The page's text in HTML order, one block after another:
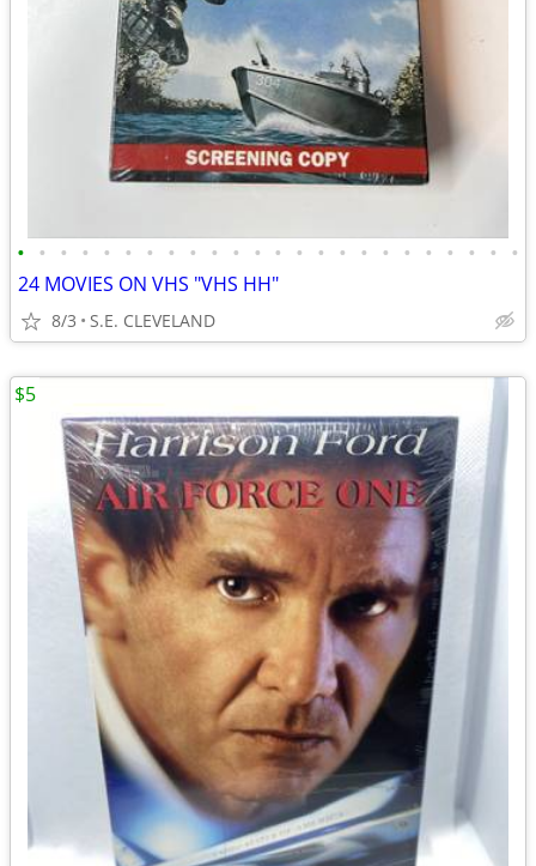
• • • • • • • • • • • • • • • • • • • • • • • •
24 MOVIES ON VHS "VHS HH"
8/3 S.E. CLEVELAND
$5